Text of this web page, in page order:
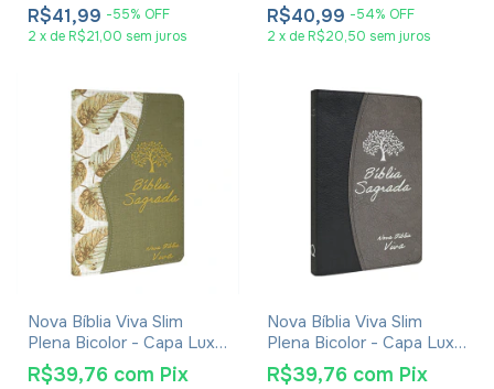
R$41,99 -55% OFF
2 x de R$21,00 sem juros
R$40,99 -54% OFF
2 x de R$20,50 sem juros
Nova Bíblia Viva Slim
Plena Bicolor - Capa Luxo
Verde Folhas
R$39,76 com Pix
Nova Bíblia Viva Slim
Plena Bicolor - Capa Luxo
Preta E Cinza
R$39,76 com Pix